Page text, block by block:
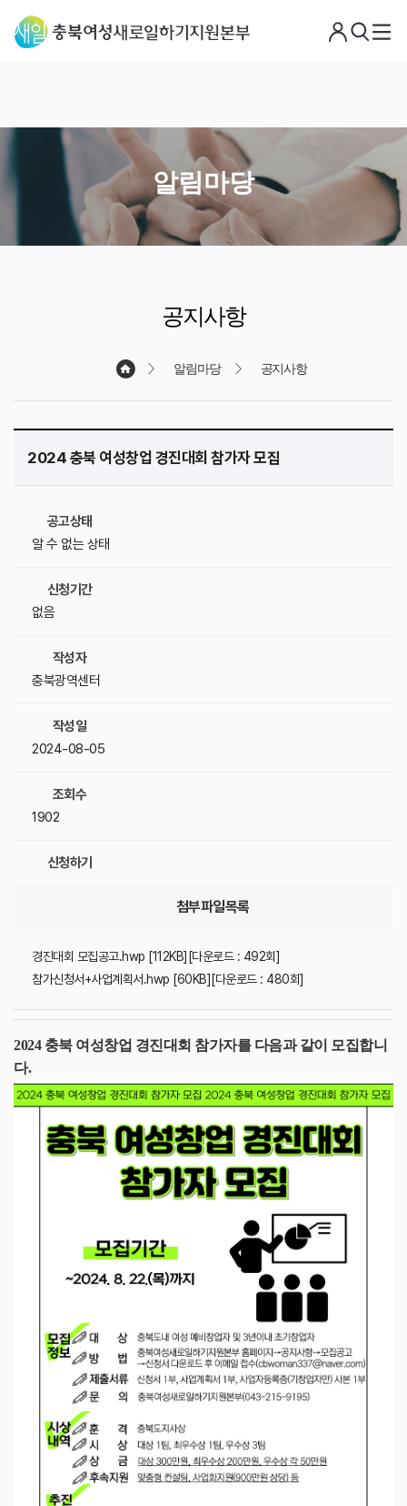
로
검
메
알림마당
공지사항
알림마당 공지사항
2024 충북 여성창업 경진대회 참가자 모집
공고상태
알 수 없는 상태
신청기간
없음
작성자
충북광역센터
작성일
2024-08-05
조회수
1902
신청하기
첨부파일목록
경진대회 모집공고.hwp [112KB][다운로드 : 492회]
참가신청서+사업계획서.hwp [60KB][다운로드 : 480회]
2024 충북 여성창업 경진대회 참가자를 다음과 같이 모집합니
다.